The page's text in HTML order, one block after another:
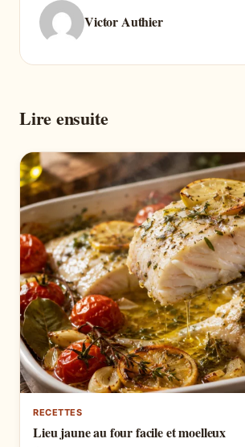
Victor Authier
Lire ensuite
RECETTES
Lieu jaune au four facile et moelleux